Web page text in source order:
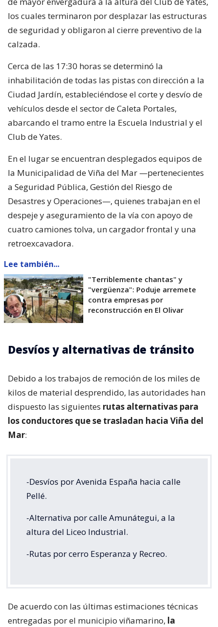
los cuales terminaron por desplazar las estructuras
de seguridad y obligaron al cierre preventivo de la
calzada.
Cerca de las 17:30 horas se determinó la
inhabilitación de todas las pistas con dirección a la
Ciudad Jardín, estableciéndose el corte y desvío de
vehículos desde el sector de Caleta Portales,
abarcando el tramo entre la Escuela Industrial y el
Club de Yates.
En el lugar se encuentran desplegados equipos de
la Municipalidad de Viña del Mar —pertenecientes
a Seguridad Pública, Gestión del Riesgo de
Desastres y Operaciones—, quienes trabajan en el
despeje y aseguramiento de la vía con apoyo de
cuatro camiones tolva, un cargador frontal y una
retroexcavadora.
Lee también...
"Terriblemente chantas" y
"vergüenza": Poduje arremete
contra empresas por
reconstrucción en El Olivar
Desvíos y alternativas de tránsito
Debido a los trabajos de remoción de los miles de
kilos de material desprendido, las autoridades han
dispuesto las siguientes rutas alternativas para
los conductores que se trasladan hacia Viña del
Mar:
-Desvíos por Avenida España hacia calle
Pellé.
-Alternativa por calle Amunátegui, a la
altura del Liceo Industrial.
-Rutas por cerro Esperanza y Recreo.
De acuerdo con las últimas estimaciones técnicas
entregadas por el municipio viñamarino, la